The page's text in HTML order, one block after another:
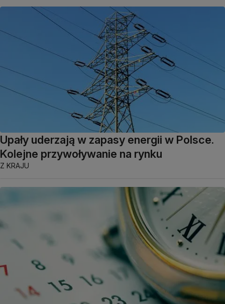
Upały uderzają w zapasy energii w Polsce.
Kolejne przywoływanie na rynku
Z KRAJU